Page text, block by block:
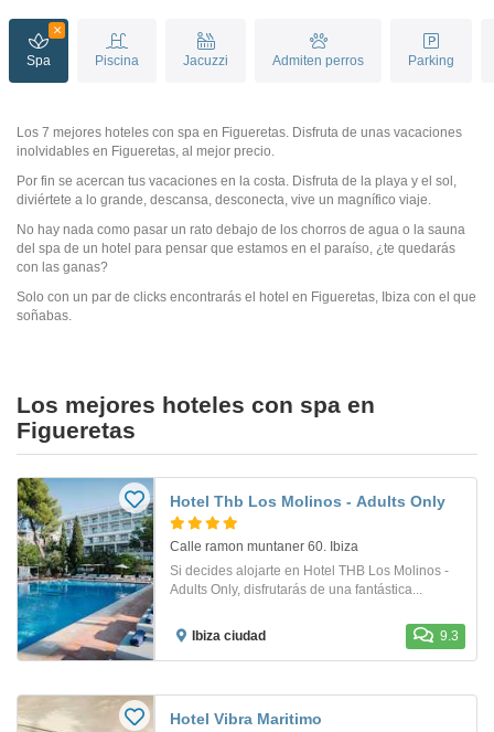
Spa Piscina Jacuzzi Admiten perros Parking
Los 7 mejores hoteles con spa en Figueretas. Disfruta de unas vacaciones
inolvidables en Figueretas, al mejor precio.
Por fin se acercan tus vacaciones en la costa. Disfruta de la playa y el sol,
diviértete a lo grande, descansa, desconecta, vive un magnífico viaje.
No hay nada como pasar un rato debajo de los chorros de agua o la sauna
del spa de un hotel para pensar que estamos en el paraíso, ¿te quedarás
con las ganas?
Solo con un par de clicks encontrarás el hotel en Figueretas, Ibiza con el que
soñabas.
Los mejores hoteles con spa en
Figueretas
Hotel Thb Los Molinos - Adults Only
Calle ramon muntaner 60. Ibiza
Si decides alojarte en Hotel THB Los Molinos -
Adults Only, disfrutarás de una fantástica...
Ibiza ciudad 9.3
Hotel Vibra Maritimo